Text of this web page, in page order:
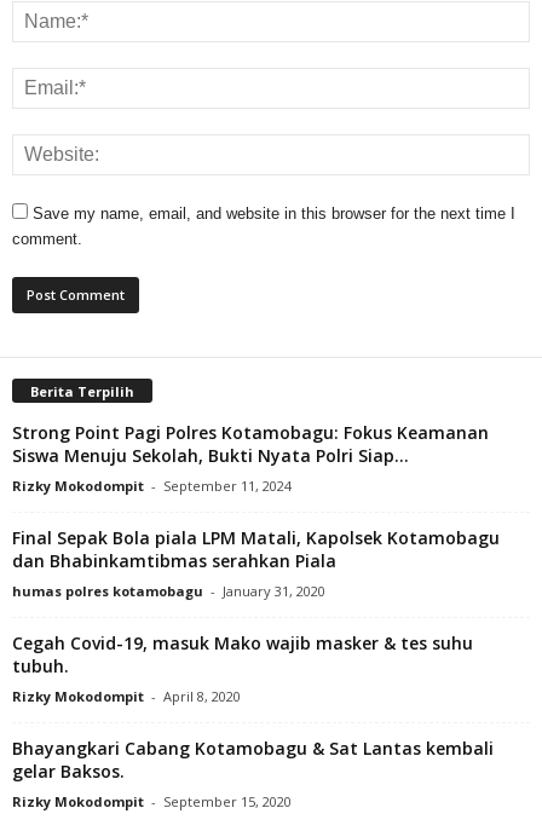
Save my name, email, and website in this browser for the next time I
comment.
Berita Terpilih
Strong Point Pagi Polres Kotamobagu: Fokus Keamanan
Siswa Menuju Sekolah, Bukti Nyata Polri Siap...
Rizky Mokodompit - September 11, 2024
Final Sepak Bola piala LPM Matali, Kapolsek Kotamobagu
dan Bhabinkamtibmas serahkan Piala
humas polres kotamobagu - January 31, 2020
Cegah Covid-19, masuk Mako wajib masker & tes suhu
tubuh.
Rizky Mokodompit - April 8, 2020
Bhayangkari Cabang Kotamobagu & Sat Lantas kembali
gelar Baksos.
Rizky Mokodompit - September 15, 2020